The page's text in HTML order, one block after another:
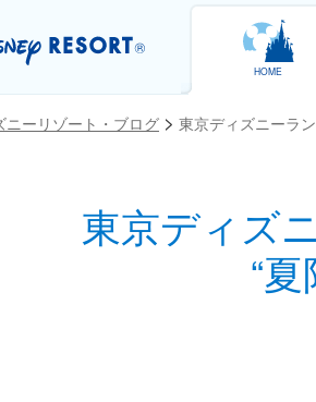
HOME
ニーリゾート・ブログ 東京ディズニーラ
東京ディズ
“
お気に入り